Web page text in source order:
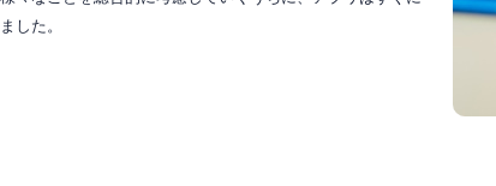
した。